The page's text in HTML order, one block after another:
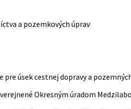
a pozemkových úprav
pre úsek cestnej dopravy a
Okresným úradom